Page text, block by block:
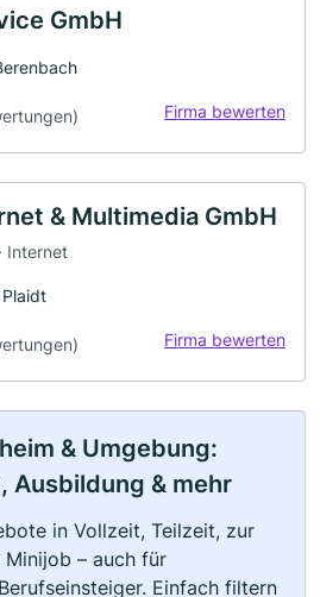
GmbH
Firma bewerten
& Multimedia GmbH
Internet
Firma bewerten
& Umgebung:
Ausbildung & mehr
in Vollzeit, Teilzeit, zur
– auch für
Einfach filtern